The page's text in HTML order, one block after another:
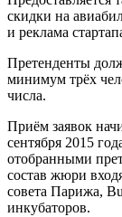
скидки на
и реклама
Претенденты
минимум трёх
числа.
Приём заявок
сентября 2015
отобранными
состав жюри
совета Парижа,
инкубаторов.